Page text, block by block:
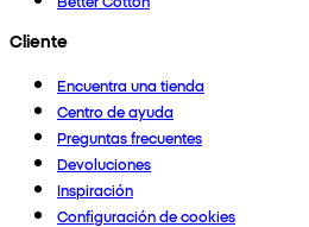
Cliente
Encuentra una tienda
Centro de ayuda
Preguntas frecuentes
Devoluciones
Inspiración
Configuración de cookies